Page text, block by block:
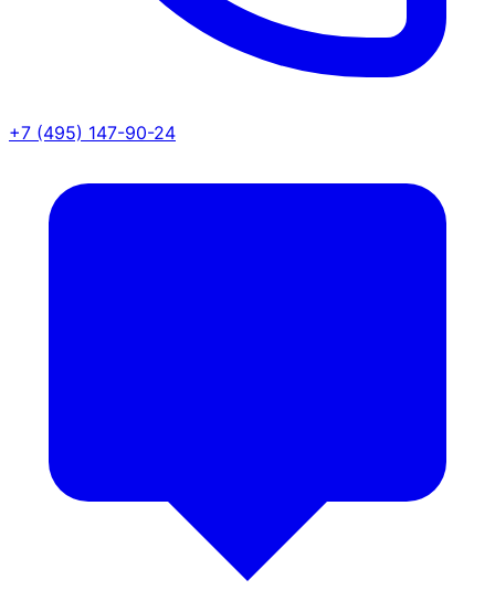
+7 (495) 147-90-24